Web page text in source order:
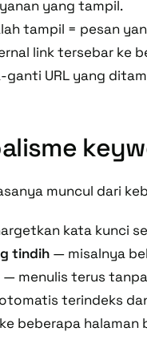
yang tampil.
tampil = pesan
link tersebar ke
URL yang
muncul dari
kata kunci
tindih — misalnya
— menulis terus
terindeks
ke beberapa halaman